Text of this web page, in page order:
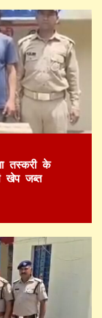
तस्करी के
खेप जब्त